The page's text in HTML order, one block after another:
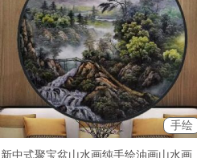
手绘
新中式聚宝盆山水画纯手绘油画山水画